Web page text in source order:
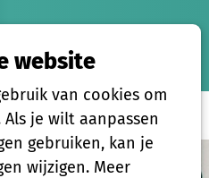
website
van cookies om
je wilt aanpassen
gebruiken, kan je
wijzigen. Meer
ontvangen korting in de
'lees &luister':